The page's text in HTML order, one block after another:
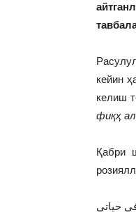
кейин
келиш
фиқҳ
Қабри
حياتى